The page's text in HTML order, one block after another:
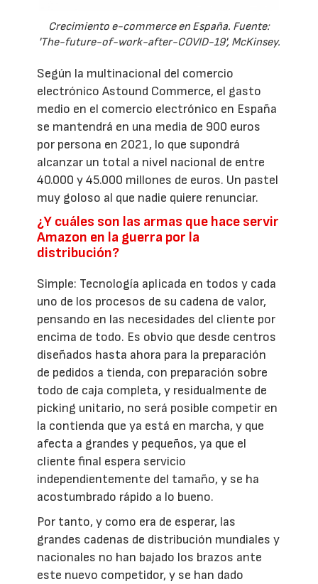
Crecimiento e-commerce en España. Fuente:
'The-future-of-work-after-COVID-19', McKinsey.
Según la multinacional del comercio
electrónico Astound Commerce, el gasto
medio en el comercio electrónico en España
se mantendrá en una media de 900 euros
por persona en 2021, lo que supondrá
alcanzar un total a nivel nacional de entre
40.000 y 45.000 millones de euros. Un pastel
muy goloso al que nadie quiere renunciar.
¿Y cuáles son las armas que hace servir
Amazon en la guerra por la
distribución?
Simple: Tecnología aplicada en todos y cada
uno de los procesos de su cadena de valor,
pensando en las necesidades del cliente por
encima de todo. Es obvio que desde centros
diseñados hasta ahora para la preparación
de pedidos a tienda, con preparación sobre
todo de caja completa, y residualmente de
picking unitario, no será posible competir en
la contienda que ya está en marcha, y que
afecta a grandes y pequeños, ya que el
cliente final espera servicio
independientemente del tamaño, y se ha
acostumbrado rápido a lo bueno.
Por tanto, y como era de esperar, las
grandes cadenas de distribución mundiales y
nacionales no han bajado los brazos ante
este nuevo competidor, y se han dado